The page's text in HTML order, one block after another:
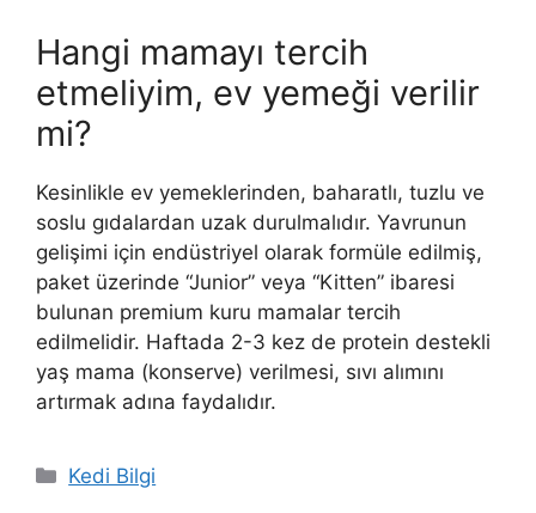
Hangi mamayı tercih
etmeliyim, ev yemeği verilir
mi?
Kesinlikle ev yemeklerinden, baharatlı, tuzlu ve
soslu gıdalardan uzak durulmalıdır. Yavrunun
gelişimi için endüstriyel olarak formüle edilmiş,
paket üzerinde “Junior” veya “Kitten” ibaresi
bulunan premium kuru mamalar tercih
edilmelidir. Haftada 2-3 kez de protein destekli
yaş mama (konserve) verilmesi, sıvı alımını
artırmak adına faydalıdır.
Kategoriler
Kedi Bilgi